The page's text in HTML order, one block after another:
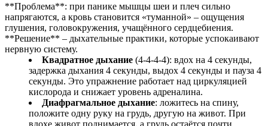
**Проблема**: при панике мышцы шеи и плеч сильно
напрягаются, а кровь становится «туманной» – ощущения
глушения, головокружения, учащённого сердцебиения.
**Решение** – дыхательные практики, которые успокаивают
нервную систему.
Квадратное дыхание (4-4-4-4): вдох на 4 секунды,
задержка дыхания 4 секунды, выдох 4 секунды и пауза 4
секунды. Это упражнение работает над циркуляцией
кислорода и снижает уровень адреналина.
Диафрагмальное дыхание: ложитесь на спину,
положите одну руку на грудь, другую на живот. При
вдохе живот поднимается, а грудь остаётся почти